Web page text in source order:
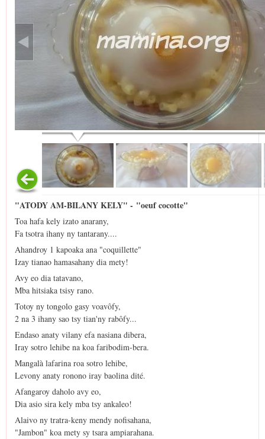
"ATODY AM-BILANY KELY" - "oeuf cocotte"
Toa hafa kely izato anarany,
Fa tsotra ihany ny tantarany....
Ahandroy 1 kapoaka ana "coquillette"
Izay tianao hamasahany dia mety!
Avy eo dia tatavano,
Mba hitsiaka tsisy rano.
Totoy ny tongolo gasy voavôfy,
2 na 3 ihany sao tsy tian'ny rabôfy...
Endaso anaty vilany efa nasiana dibera,
Iray sotro lehibe na koa faribodim-bera.
Mangalà lafarina roa sotro lehibe,
Levony anaty ronono iray baolina dité.
Afangaroy daholo avy eo,
Dia asio sira kely mba tsy ankaleo!
Alaivo ny tratra-keny mendy nofisahana,
"Jambon" koa mety sy tsara ampiarahana.